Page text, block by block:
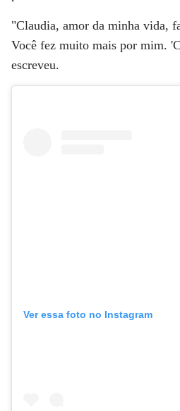
"Claudia, amor da minha vida,
Você fez muito mais por mim.
escreveu.
Ver essa foto no Instagram